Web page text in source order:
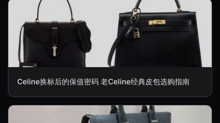
Celine换标后的保值密码 老Celine经典皮包选购指南